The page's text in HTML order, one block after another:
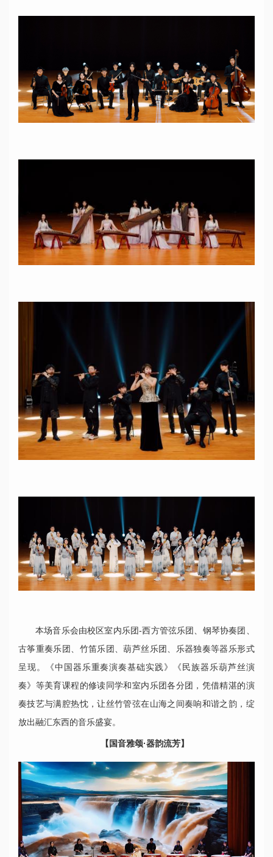
本场音乐会由校区室内乐团-西方管弦乐团、钢琴协奏团、
古筝重奏乐团、竹笛乐团、葫芦丝乐团、乐器独奏等器乐形式
呈现。《中国器乐重奏演奏基础实践》《民族器乐葫芦丝演
奏》等美育课程的修读同学和室内乐团各分团，凭借精湛的演
奏技艺与满腔热忱，让丝竹管弦在山海之间奏响和谐之韵，绽
放出融汇东西的音乐盛宴。
【国音雅颂·器韵流芳】